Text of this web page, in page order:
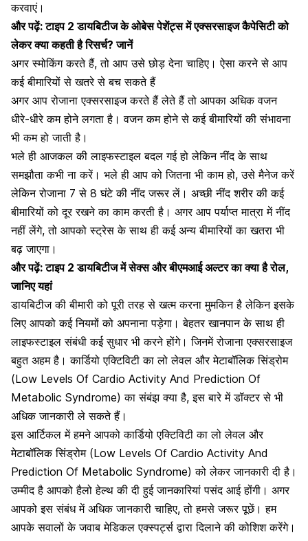
करवाएं।
और पढ़ें:टाइप 2 डायबिटीज के ओबेस पेशेंट्स में एक्सरसाइज कैपेसिटी को
लेकर क्या कहती है रिसर्च? जानें
अगर स्मोकिंग करते हैं, तो आप उसे छोड़ देना चाहिए। ऐसा करने से आप
कई बीमारियों से खतरे से बच सकते हैं
अगर आप रोजाना एक्सरसाइज करते हैं लेते हैं तो आपका अधिक वजन
धीरे-धीरे कम होने लगता है। वजन कम होने से कई बीमारियों की संभावना
भी कम हो जाती है।
भले ही आजकल की लाइफस्टाइल बदल गई हो लेकिन नींद के साथ
समझौता कभी ना करें। भले ही आप को जितना भी काम हो, उसे मैनेज करें
लेकिन रोजाना 7 से 8 घंटे की नींद जरूर लें। अच्छी नींद शरीर की कई
बीमारियों को दूर रखने का काम करती है। अगर आप पर्याप्त मात्रा में नींद
नहीं लेंगे, तो आपको स्ट्रेस के साथ ही कई अन्य बीमारियों का खतरा भी
बढ़ जाएगा।
और पढ़ें:टाइप 2 डायबिटीज में सेक्स और बीएमआई अल्टर का क्या है रोल,
जानिए यहां
डायबिटीज की बीमारी को पूरी तरह से खत्म करना मुमकिन है लेकिन इसके
लिए आपको कई नियमों को अपनाना पड़ेगा। बेहतर खानपान के साथ ही
लाइफस्टाइल संबंधी कई सुधार भी करने होंगे। जिनमें रोजाना एक्सरसाइज
बहुत अहम है। कार्डियो एक्टिविटी का लो लेवल और मेटाबॉलिक सिंड्रोम
(Low Levels Of Cardio Activity And Prediction Of
Metabolic Syndrome) का संबंझ क्या है, इस बारे में डॉक्टर से भी
अधिक जानकारी ले सकते हैं।
इस आर्टिकल में हमने आपको कार्डियो एक्टिविटी का लो लेवल और
मेटाबॉलिक सिंड्रोम (Low Levels Of Cardio Activity And
Prediction Of Metabolic Syndrome) को लेकर जानकारी दी है।
उम्मीद है आपकोहैलो हेल्थ की दी हुई जानकारियां पसंद आई होंगी। अगर
आपको इस संबंध में अधिक जानकारी चाहिए, तो हमसे जरूर पूछें। हम
आपके सवालों के जवाब मेडिकल एक्स्पर्ट्स द्वारा दिलाने की कोशिश करेंगे।